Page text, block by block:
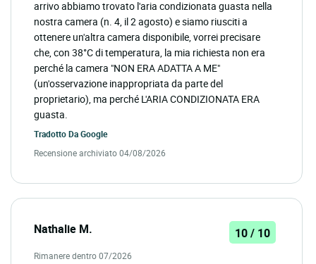
arrivo abbiamo trovato l'aria condizionata guasta nella
nostra camera (n. 4, il 2 agosto) e siamo riusciti a
ottenere un'altra camera disponibile, vorrei precisare
che, con 38°C di temperatura, la mia richiesta non era
perché la camera "NON ERA ADATTA A ME"
(un'osservazione inappropriata da parte del
proprietario), ma perché L'ARIA CONDIZIONATA ERA
guasta.
Tradotto DaGoogle
Recensione archiviato 04/08/2026
Nathalie M. 10 / 10
Rimanere dentro 07/2026